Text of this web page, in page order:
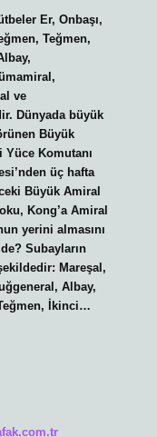
Er, Onbaşı,
Teğmen,
ve
Dünyada büyük
Büyük
Komutanı
üç hafta
Büyük Amiral
Kong’a Amiral
yerini almasını
Subayların
Mareşal,
Albay,
İkinci…